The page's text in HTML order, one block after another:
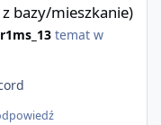
Telegram —
bazy/mieszkanie)
r1ms_13temat w